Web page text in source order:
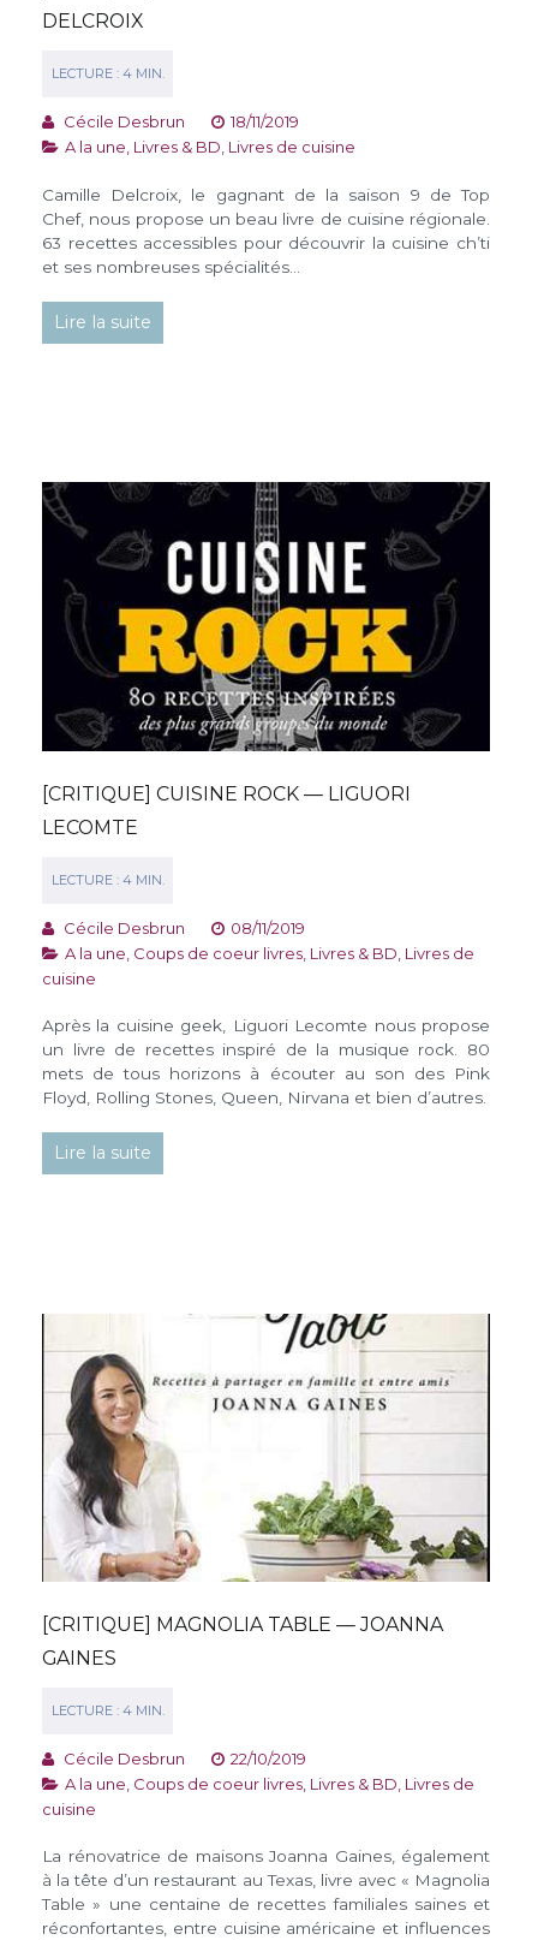
DELCROIX
Cécile Desbrun
18/11/2019
A la une Livres & BD Livres de cuisine
Camille Delcroix, le gagnant de la saison 9 de Top
Chef, nous propose un beau livre de cuisine régionale.
63 recettes accessibles pour découvrir la cuisine ch’ti
et ses nombreuses spécialités…
Lire la suite
[CRITIQUE] CUISINE ROCK — LIGUORI
LECOMTE
Cécile Desbrun
08/11/2019
A la une Coups de coeur livres Livres & BD Livres de
cuisine
Après la cuisine geek, Liguori Lecomte nous propose
un livre de recettes inspiré de la musique rock. 80
mets de tous horizons à écouter au son des Pink
Floyd, Rolling Stones, Queen, Nirvana et bien d’autres.
Lire la suite
[CRITIQUE] MAGNOLIA TABLE — JOANNA
GAINES
Cécile Desbrun
22/10/2019
A la une Coups de coeur livres Livres & BD Livres de
cuisine
La rénovatrice de maisons Joanna Gaines, également
à la tête d’un restaurant au Texas, livre avec « Magnolia
Table » une centaine de recettes familiales saines et
réconfortantes, entre cuisine américaine et influences